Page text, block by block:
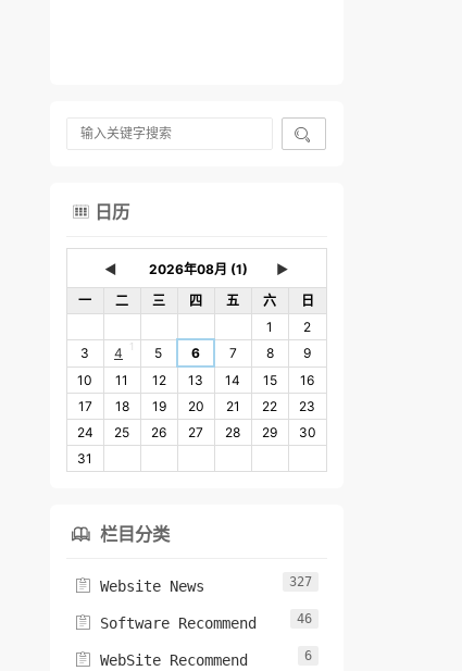

 日历
◄
►
一
二 三 四 五 六
日
1
2
3
4 1 5 6 7 8
9
10
11 12 13 14 15
16
17
18 19 20 21 22
23
24
25 26 27 28 29
30
31
 栏目分类
 Website News 327
 Software Recommend 46
 WebSite Recommend 6